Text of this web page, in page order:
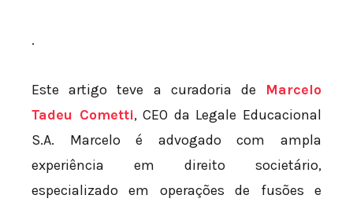
.
Este artigo teve a curadoria de Marcelo
Tadeu Cometti, CEO da Legale Educacional
S.A. Marcelo é advogado com ampla
experiência em direito societário,
especializado em operações de fusões e